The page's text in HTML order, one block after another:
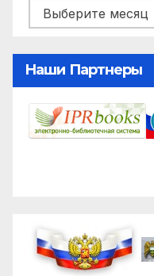
Архивы
Наши Партнеры